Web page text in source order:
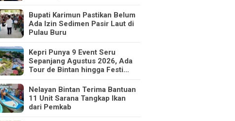
Bupati Karimun Pastikan Belum
Ada Izin Sedimen Pasir Laut di
Pulau Buru
Kepri Punya 9 Event Seru
Sepanjang Agustus 2026, Ada
Tour de Bintan hingga Festi…
Nelayan Bintan Terima Bantuan
11 Unit Sarana Tangkap Ikan
dari Pemkab